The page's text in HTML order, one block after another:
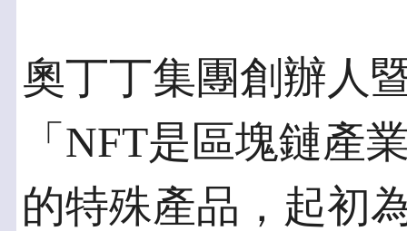
奧丁丁集團創辦人
「NFT是區塊鏈產
的特殊產品，起初